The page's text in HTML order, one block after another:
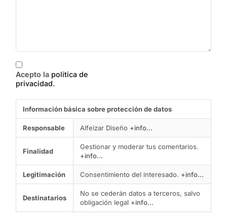
Acepto la política de
privacidad.
Información básica sobre protección de datos
Responsable Alfeizar Diseño +info...
Finalidad
Gestionar y moderar tus comentarios.
+info...
Legitimación Consentimiento del interesado. +info...
Destinatarios
No se cederán datos a terceros, salvo
obligación legal +info...